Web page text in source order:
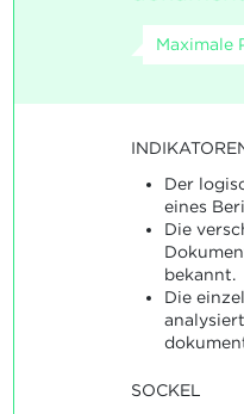
Maximale
Der
eines
Die
bekannt.
Die
SOCKEL